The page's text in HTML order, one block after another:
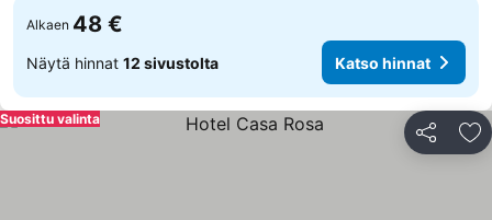
Alkaen 48 €
Näytä hinnat 12 sivustolta Katso hinnat
Jaa
Suosittu valinta